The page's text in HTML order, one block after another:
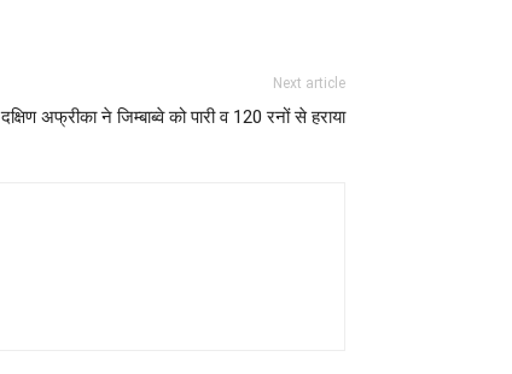
Next article
दक्षिण अफ्रीका ने जिम्बाब्वे को पारी व 120 रनों से हराया